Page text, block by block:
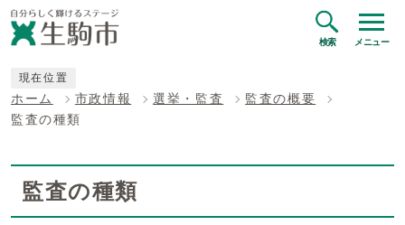
検索 メニュー
現在位置
ホーム 市政情報 選挙・監査
監査の概要
監査の種類
監査の種類